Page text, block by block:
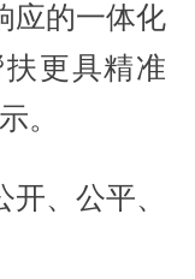
应的一体化
更具精准
。
、公平、